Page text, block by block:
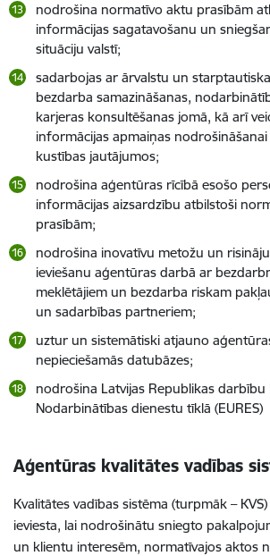
nodrošina normatīvo aktu prasībām
informācijas sagatavošanu un
situāciju valstī;
sadarbojas ar ārvalstu un
bezdarba samazināšanas,
karjeras konsultēšanas jomā, kā arī
informācijas apmaiņas
kustības jautājumos;
nodrošina aģentūras rīcībā esošo
informācijas aizsardzību atbilstoši
prasībām;
nodrošina inovatīvu metožu un
ieviešanu aģentūras darbā ar
meklētājiem un bezdarba riskam
un sadarbības partneriem;
uztur un sistemātiski atjauno
nepieciešamās datubāzes;
nodrošina Latvijas Republikas darbību
Nodarbinātības dienestu tīklā (EURES)
Aģentūras kvalitātes vadības
Kvalitātes vadības sistēma (turpmāk –
ieviesta, lai nodrošinātu sniegto
un klientu interesēm, normatīvajos aktos